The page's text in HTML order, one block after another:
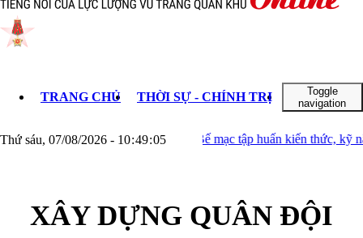
TRANG CHỦ THỜI SỰ - CHÍNH TRỊ KHOA
Toggle
navigation
Thứ sáu, 07/08/2026 - 10:49:06
trong vườn nhà dân Bế mạc tập huấn kiến thức, kỹ năng
XÂY DỰNG QUÂN ĐỘI